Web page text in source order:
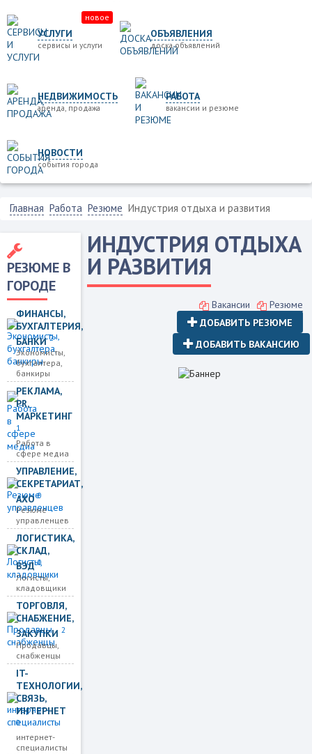
УСЛУГИ
сервисы и услуги
новое
ОБЪЯВЛЕНИЯ
доска объявлений
НЕДВИЖИМОСТЬ
аренда, продажа
РАБОТА
вакансии и резюме
НОВОСТИ
события города
Главная Работа Резюме Индустрия отдыха и развития
РЕЗЮМЕ В
ГОРОДЕ
ФИНАНСЫ,
БУХГАЛТЕРИЯ,
БАНКИ2
Экономисты,
бухгалтера,
банкиры
РЕКЛАМА,
PR,
МАРКЕТИНГ
1
Работа в
сфере медиа
УПРАВЛЕНИЕ,
СЕКРЕТАРИАТ,
АХО0
Резюме
управленцев
ЛОГИСТИКА,
СКЛАД,
ВЭД0
Логисты,
кладовщики
ТОРГОВЛЯ,
СНАБЖЕНИЕ,
ЗАКУПКИ2
Продавцы,
снабженцы
IT-
ТЕХНОЛОГИИ,
СВЯЗЬ,
ИНТЕРНЕТ
0
интернет-
специалисты
ИНДУСТРИЯ ОТДЫХА
И РАЗВИТИЯ
Вакансии
Резюме
ДОБАВИТЬ РЕЗЮМЕ
ДОБАВИТЬ ВАКАНСИЮ